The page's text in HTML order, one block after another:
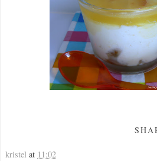
kristel at 11:02